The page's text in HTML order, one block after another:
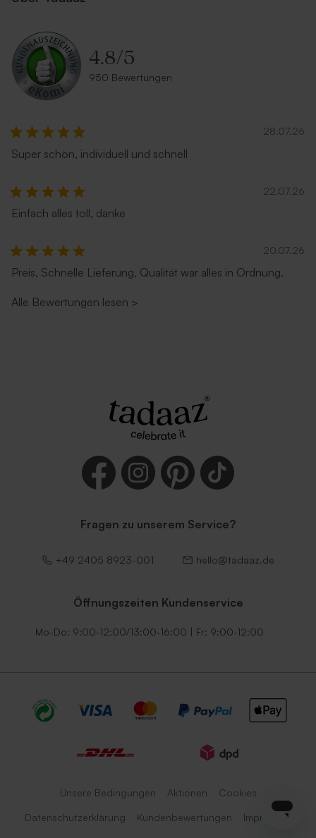
4.8/5
950 Bewertungen
28.07.26
Super schön, individuell und schnell
22.07.26
Einfach alles toll, danke
20.07.26
Preis, Schnelle Lieferung, Qualität war alles in Ordnung.
Alle Bewertungen lesen >
Fragen zu unserem Service?
+49 2405 8923-001 hello@tadaaz.de
Öffnungszeiten Kundenservice
Mo-Do: 9:00-12:00/13:00-16:00 | Fr: 9:00-12:00
Unsere Bedingungen Aktionen Cookies
Datenschutzerklärung Kundenbewertungen Impressum